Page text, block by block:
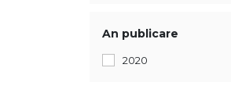
An publicare
2020